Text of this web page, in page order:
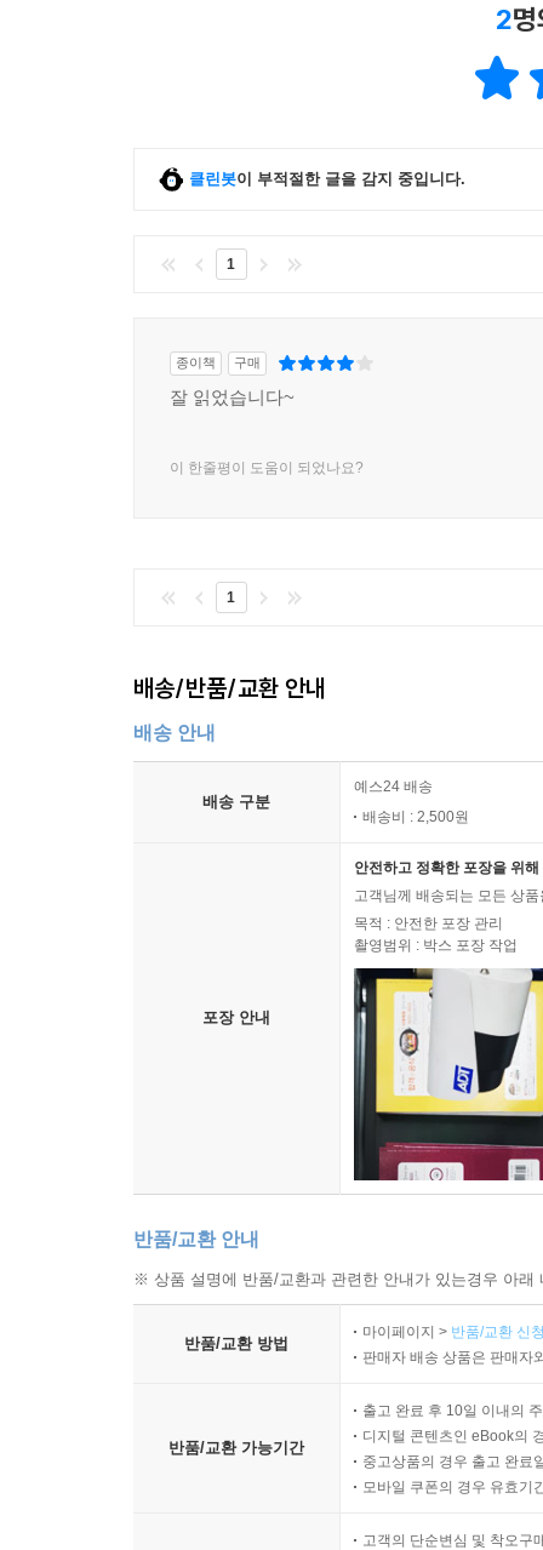
2
클린봇이 부적절한 글을 감지 중입니다.
1
종이책 구매
잘 읽었습니다~
이 한줄평이 도움이 되었나요?
1
배송/반품/교환 안내
배송 안내
배송 구분
예스24 배송
배송비 : 2,500원
포장 안내
안전하고 정확한 포장을 위
고객님께 배송되는 모든 상
목적 : 안전한 포장 관리
촬영범위 : 박스 포장 작업
반품/교환 안내
※ 상품 설명에 반품/교환과 관련한 안내가 있는경우 아
반품/교환 방법
마이페이지 > 반품/교환 신
판매자 배송 상품은 판매자
반품/교환 가능기간
출고 완료 후 10일 이내의
디지털 콘텐츠인 eBook의
중고상품의 경우 출고 완료
모바일 쿠폰의 경우 유효기
고객의 단순변심 및 착오구